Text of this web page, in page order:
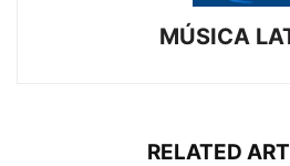
MÚSICA
RELATED